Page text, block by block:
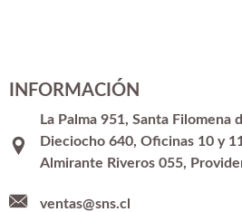
INFORMACIÓN
La Palma 951, Santa Filomena
Dieciocho 640, Oficinas 10 y
Almirante Riveros 055,
ventas@sns.cl